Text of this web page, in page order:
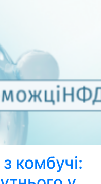
комбучі: